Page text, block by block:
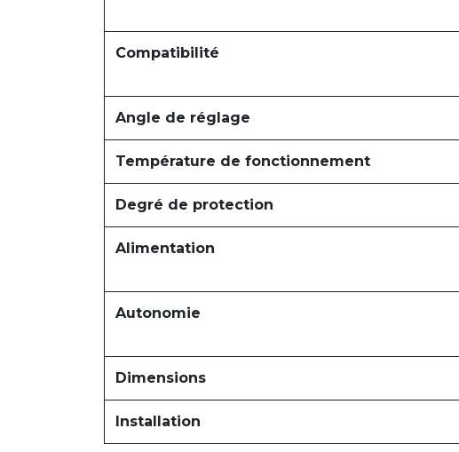
Compatibilité
Angle de réglage
Température de fonctionnement
Degré de protection
Alimentation
Autonomie
Dimensions
Installation